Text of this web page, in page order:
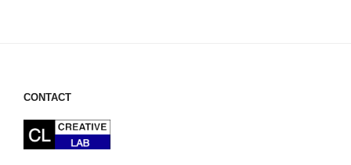
CONTACT